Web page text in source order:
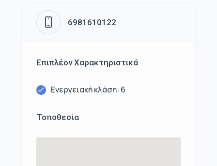
6981610122
Επιπλέον Χαρακτηριστικά
Ενεργειακή κλάση: 6
Τοποθεσία